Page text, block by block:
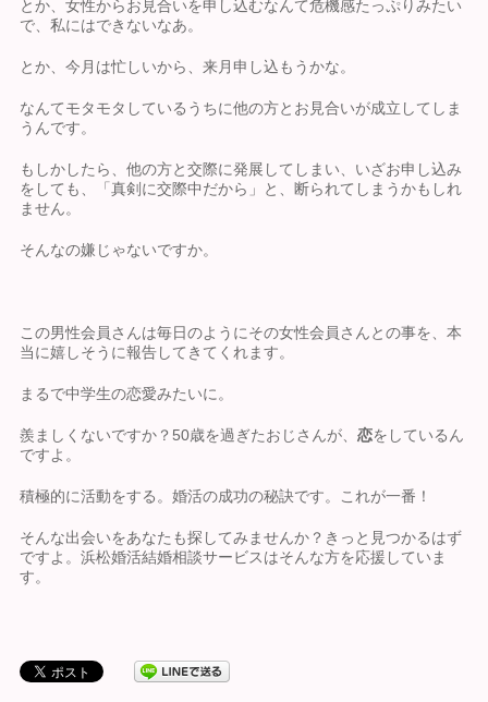
とか、女性からお見合いを申し込むなんて危機感たっぷりみたい
で、私にはできないなあ。
とか、今月は忙しいから、来月申し込もうかな。
なんてモタモタしているうちに他の方とお見合いが成立してしま
うんです。
もしかしたら、他の方と交際に発展してしまい、いざお申し込み
をしても、「真剣に交際中だから」と、断られてしまうかもしれ
ません。
そんなの嫌じゃないですか。
この男性会員さんは毎日のようにその女性会員さんとの事を、本
当に嬉しそうに報告してきてくれます。
まるで中学生の恋愛みたいに。
羨ましくないですか？50歳を過ぎたおじさんが、恋をしているん
ですよ。
積極的に活動をする。婚活の成功の秘訣です。これが一番！
そんな出会いをあなたも探してみませんか？きっと見つかるはず
ですよ。浜松婚活結婚相談サービスはそんな方を応援していま
す。